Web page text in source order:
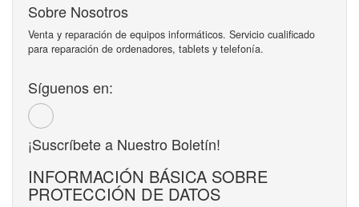
Sobre Nosotros
Venta y reparación de equipos informáticos. Servicio cualificado
para reparación de ordenadores, tablets y telefonía.
Síguenos en:
¡Suscríbete a Nuestro Boletín!
INFORMACIÓN BÁSICA SOBRE
PROTECCIÓN DE DATOS